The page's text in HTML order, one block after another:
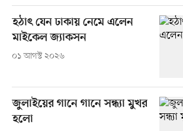
হঠাৎ যেন ঢাকায় নেমে এলেন
মাইকেল জ্যাকসন
০১ আগস্ট ২০২৬
জুলাইয়ের গানে গানে সন্ধ্যা মুখর
হলো